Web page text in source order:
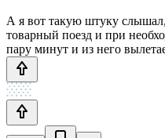
А я вот такую штуку слышал,
товарный поезд и при
пару минут и из него